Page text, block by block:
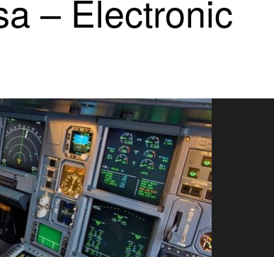
– Electronic